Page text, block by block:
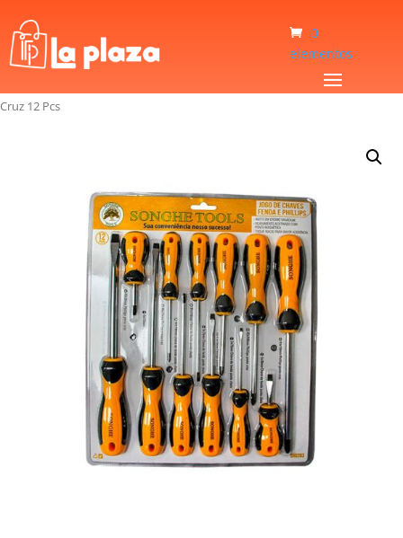
0
elementos
Juego De Destornilladores Plana Y
Cruz 12 Pcs